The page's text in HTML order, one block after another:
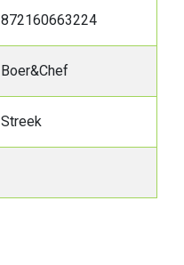
872160663224
Boer&Chef
Streek